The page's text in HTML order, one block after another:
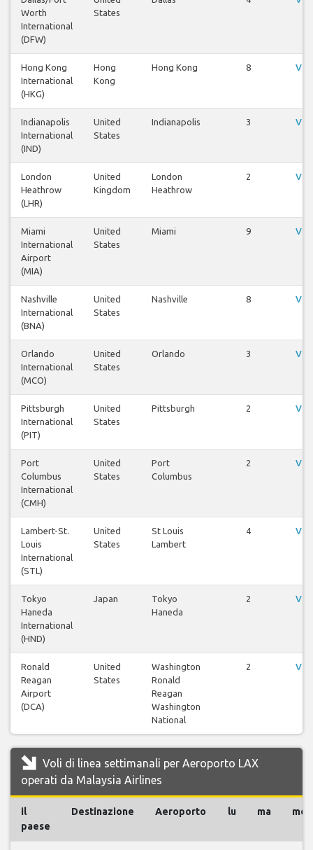
Worth
International
(DFW)
States
Hong Kong
International
(HKG)
Hong
Kong
Hong Kong 8
Indianapolis
International
(IND)
United
States
Indianapolis 3
London
Heathrow
(LHR)
United
Kingdom
London
Heathrow
2
Miami
International
Airport
(MIA)
United
States
Miami 9
Nashville
International
(BNA)
United
States
Nashville 8
Orlando
International
(MCO)
United
States
Orlando 3
Pittsburgh
International
(PIT)
United
States
Pittsburgh 2
Port
Columbus
International
(CMH)
United
States
Port
Columbus
2
Lambert-St.
Louis
International
(STL)
United
States
St Louis
Lambert
4
Tokyo
Haneda
International
(HND)
Japan
Tokyo
Haneda
2
Ronald
Reagan
Airport
(DCA)
United
States
Washington
Ronald
Reagan
Washington
National
2
Voli di linea settimanali per Aeroporto LAX
operati da Malaysia Airlines
il
paese
Destinazione Aeroporto lu ma me